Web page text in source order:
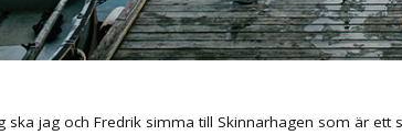
ska jag och Fredrik simma till Skinnarhagen som är